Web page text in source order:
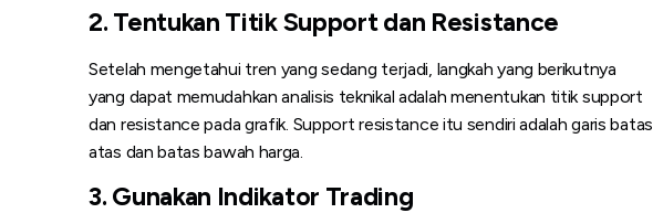
2. Tentukan Titik Support dan Resistance
Setelah mengetahui tren yang sedang terjadi, langkah yang berikutnya
yang dapat memudahkan analisis teknikal adalah menentukan titik support
dan resistance pada grafik. Support resistance itu sendiri adalah garis batas
atas dan batas bawah harga.
3. Gunakan Indikator Trading